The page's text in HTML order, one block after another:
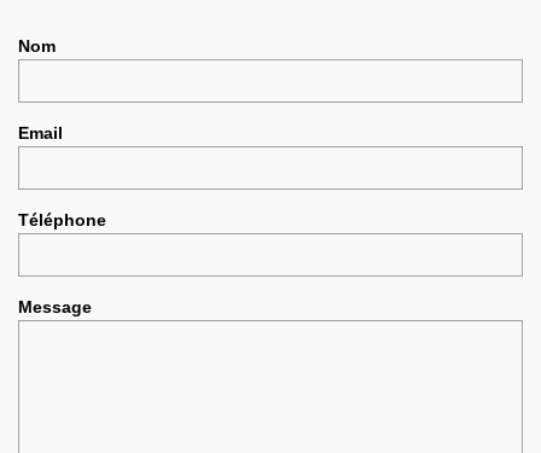
Nom
Email
Téléphone
Message